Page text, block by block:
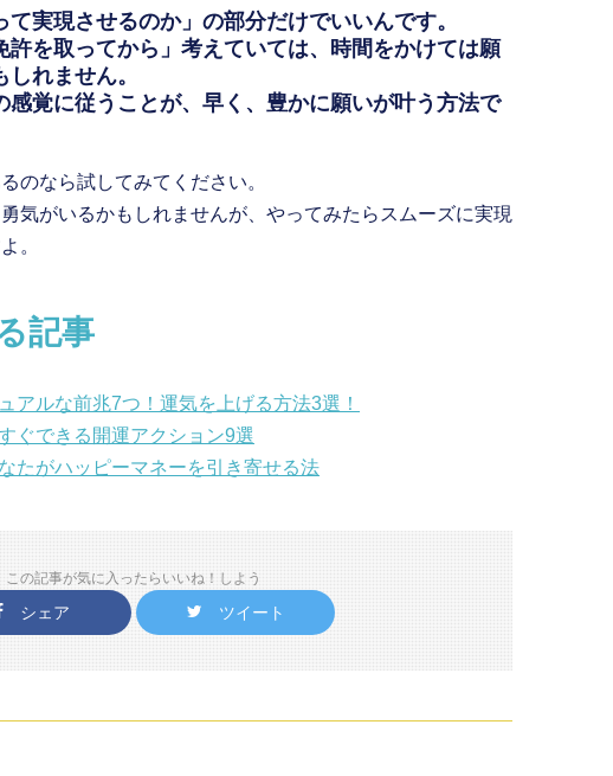
実現させるのか」の部分だけでいいんです。
許を取ってから」考えていては、時間をかけては願
れません。
覚に従うことが、早く、豊かに願いが叶う方法で
のなら試してみてください。
気がいるかもしれませんが、やってみたらスムーズに実現
。
記事
アルな前兆7つ！運気を上げる方法3選！
ぐできる開運アクション9選
たがハッピーマネーを引き寄せる法
この記事が気に入ったらいいね！しよう
シェア ツイート